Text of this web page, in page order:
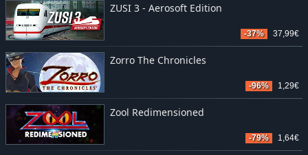
ZUSI 3 - Aerosoft Edition
-37% 37,99€
Zorro The Chronicles
-96% 1,29€
Zool Redimensioned
-79% 1,64€